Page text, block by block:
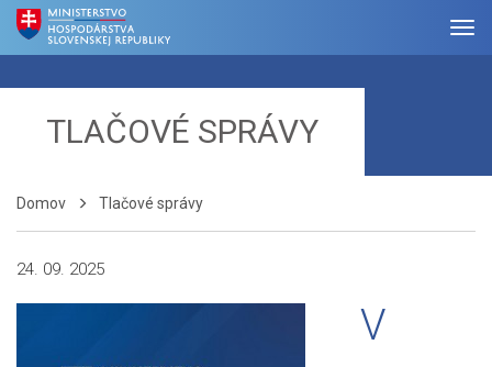
TLAČOVÉ SPRÁVY
Domov Tlačové správy
24. 09. 2025
V